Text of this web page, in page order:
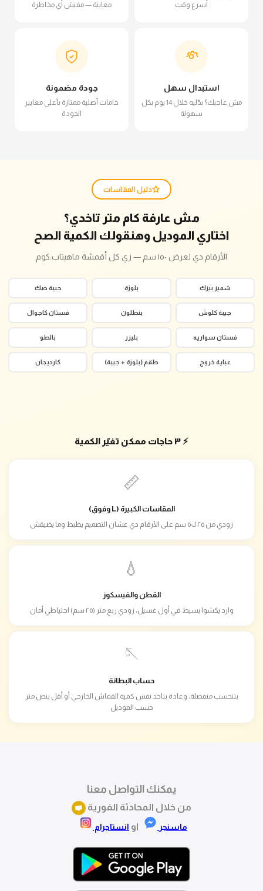
أسرع وقت
معاينة — مفيش أي مخاطرة
استبدال سهل
مش عاجبك؟ بدّليه خلال 14 يوم بكل
سهولة
جودة مضمونة
خامات أصلية ممتازة بأعلى معايير
الجودة
دليل المقاسات
مش عارفة كام متر تاخدي؟
اختاري الموديل وهنقولك الكمية الصح
الأرقام دي لعرض ١٥٠ سم — زي كل أقمشة ماهيتاب.كوم
شميز بيزك بلوزة جيبة صك
جيبة كلوش بنطلون فستان كاجوال
فستان سواريه بليزر بالطو
عباية خروج طقم (بلوزة + جيبة) كارديجان
⚡ ٣ حاجات ممكن تغيّر الكمية
📏
المقاسات الكبيرة (L وفوق)
زودي من ٢٥ لـ٥٠ سم على الأرقام دي عشان التصميم يظبط وما يضيقش
💧
القطن والفيسكوز
وارد يكشوا بسيط في أول غسيل، زودي ربع متر (٢٥ سم) احتياطي أمان
🪡
حساب البطانة
بتتحسب منفصلة، وعادة بتاخد نفس كمية القماش الخارجي أو أقل بنص متر
حسب الموديل
يمكنك التواصل معنا
من خلال المحادثة الفورية
ماسنجر او انستاجرام